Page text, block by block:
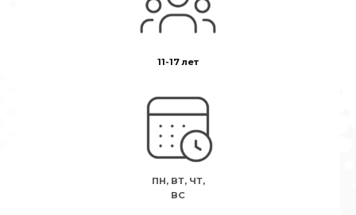
11-17 лет
ПН, ВТ, ЧТ,
ВС